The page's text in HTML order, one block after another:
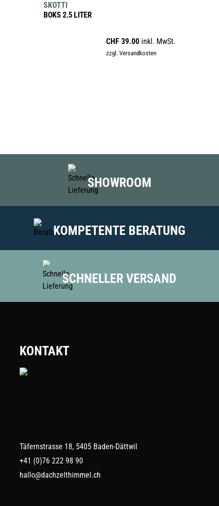
BOKS 2.5 LITER
CHF 39.00 inkl. MwSt.
zzgl. Versandkosten
SKOTTI
SHOWROOM
KOMPETENTE BERATUNG
SCHNELLER VERSAND
KONTAKT
Täfernstrasse 18, 5405 Baden-Dättwil
+41 (0)76 222 98 90
hallo@dachzelthimmel.ch